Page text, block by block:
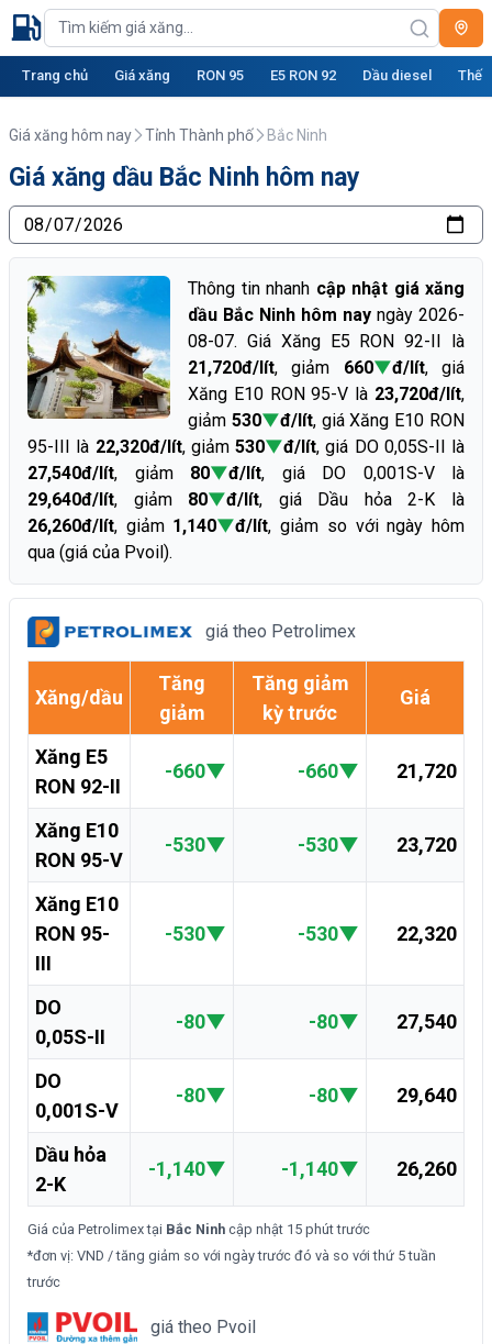
Trang chủ Giá xăng RON 95 E5 RON 92 Dầu diesel Thế
Giá xăng hôm nay Tỉnh Thành phố Bắc Ninh
Giá xăng dầu Bắc Ninh hôm nay
Thông tin nhanh cập nhật giá xăng
dầu Bắc Ninh hôm nay ngày 2026-
08-07. Giá Xăng E5 RON 92-II là
21,720đ/lít, giảm 660▼đ/lít, giá
Xăng E10 RON 95-V là 23,720đ/lít,
giảm 530▼đ/lít, giá Xăng E10 RON
95-III là 22,320đ/lít, giảm 530▼đ/lít, giá DO 0,05S-II là
27,540đ/lít, giảm 80▼đ/lít, giá DO 0,001S-V là
29,640đ/lít, giảm 80▼đ/lít, giá Dầu hỏa 2-K là
26,260đ/lít, giảm 1,140▼đ/lít, giảm so với ngày hôm
qua (giá của Pvoil).
giá theo Petrolimex
Xăng/dầu
Tăng
giảm
Tăng giảm
kỳ trước
Giá
Xăng E5
RON 92-II
-660▼ -660▼ 21,720
Xăng E10
RON 95-V
-530▼ -530▼ 23,720
Xăng E10
RON 95-
III
-530▼ -530▼ 22,320
DO
0,05S-II
-80▼ -80▼ 27,540
DO
0,001S-V
-80▼ -80▼ 29,640
Dầu hỏa
2-K
-1,140▼ -1,140▼ 26,260
Giá của Petrolimex tại Bắc Ninh cập nhật 15 phút trước
*đơn vị: VND / tăng giảm so với ngày trước đó và so với thứ 5 tuần
trước
giá theo Pvoil